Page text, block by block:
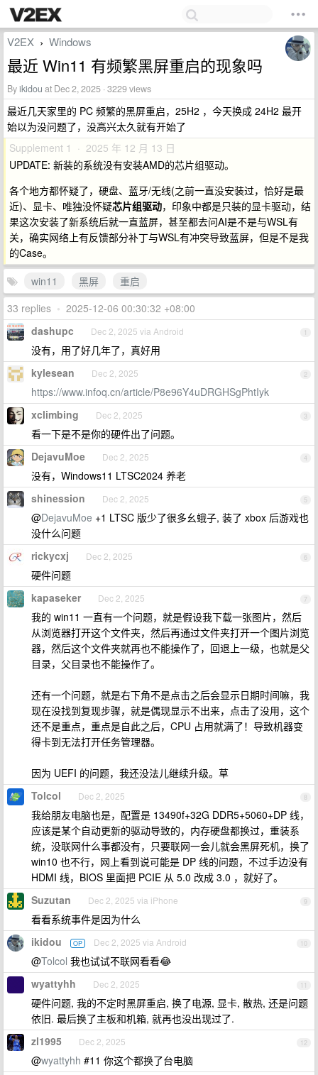
V2EX › Windows
最近 Win11 有频繁黑屏重启的现象吗
Byikidou at Dec 2, 2025 · 3229 views
最近几天家里的 PC 频繁的黑屏重启，25H2 ，今天换成 24H2 最开
始以为没问题了，没高兴太久就有开始了
Supplement 1 · 2025 年 12 月 13 日
UPDATE: 新装的系统没有安装AMD的芯片组驱动。
各个地方都怀疑了，硬盘、蓝牙/无线(之前一直没安装过，恰好是最
近)、显卡、唯独没怀疑芯片组驱动，印象中都是只装的显卡驱动，结
果这次安装了新系统后就一直蓝屏，甚至都去问AI是不是与WSL有
关，确实网络上有反馈部分补丁与WSL有冲突导致蓝屏，但是不是我
的Case。
win11
黑屏
重启
33 replies • 2025-12-06 00:30:32 +08:00
1
dashupc Dec 2, 2025 via Android
没有，用了好几年了，真好用
2
kylesean Dec 2, 2025
https://www.infoq.cn/article/P8e96Y4uDRGHSgPhtIyk
3
xclimbing Dec 2, 2025
看一下是不是你的硬件出了问题。
4
DejavuMoe Dec 2, 2025
没有，Windows11 LTSC2024 养老
5
shinession Dec 2, 2025
@DejavuMoe +1 LTSC 版少了很多幺蛾子, 装了 xbox 后游戏也
没什么问题
6
rickycxj Dec 2, 2025
硬件问题
7
kapaseker Dec 2, 2025
我的 win11 一直有一个问题，就是假设我下载一张图片，然后
从浏览器打开这个文件夹，然后再通过文件夹打开一个图片浏览
器，然后这个文件夹就再也不能操作了，回退上一级，也就是父
目录，父目录也不能操作了。
还有一个问题，就是右下角不是点击之后会显示日期时间嘛，我
现在没找到复现步骤，就是偶现显示不出来，点击了没用，这个
还不是重点，重点是自此之后，CPU 占用就满了！导致机器变
得卡到无法打开任务管理器。
因为 UEFI 的问题，我还没法儿继续升级。草
8
Tolcol Dec 2, 2025
我给朋友电脑也是，配置是 13490f+32G DDR5+5060+DP 线，
应该是某个自动更新的驱动导致的，内存硬盘都换过，重装系
统，没联网什么事都没有，只要联网一会儿就会黑屏死机，换了
win10 也不行，网上看到说可能是 DP 线的问题，不过手边没有
HDMI 线，BIOS 里面把 PCIE 从 5.0 改成 3.0 ，就好了。
9
Suzutan Dec 2, 2025 via iPhone
看看系统事件是因为什么
10
ikidou OP Dec 2, 2025 via Android
@Tolcol 我也试试不联网看看😂
11
wyattyhh Dec 2, 2025
硬件问题, 我的不定时黑屏重启, 换了电源, 显卡, 散热, 还是问题
依旧. 最后换了主板和机箱, 就再也没出现过了.
12
zl1995 Dec 2, 2025
@wyattyhh #11 你这个都换了台电脑